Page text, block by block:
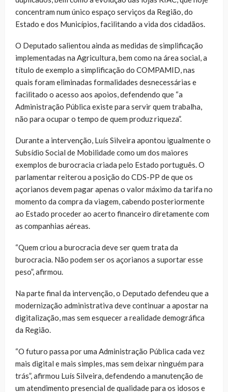
concentram num único espaço serviços da Região, do
Estado e dos Municípios, facilitando a vida dos cidadãos.
O Deputado salientou ainda as medidas de simplificação
implementadas na Agricultura, bem como na área social, a
título de exemplo a simplificação do COMPAMID, nas
quais foram eliminadas formalidades desnecessárias e
facilitado o acesso aos apoios, defendendo que “a
Administração Pública existe para servir quem trabalha,
não para ocupar o tempo de quem produz riqueza”.
Durante a intervenção, Luís Silveira apontou igualmente o
Subsídio Social de Mobilidade como um dos maiores
exemplos de burocracia criada pelo Estado português. O
parlamentar reiterou a posição do CDS-PP de que os
açorianos devem pagar apenas o valor máximo da tarifa no
momento da compra da viagem, cabendo posteriormente
ao Estado proceder ao acerto financeiro diretamente com
as companhias aéreas.
“Quem criou a burocracia deve ser quem trata da
burocracia. Não podem ser os açorianos a suportar esse
peso”, afirmou.
Na parte final da intervenção, o Deputado defendeu que a
modernização administrativa deve continuar a apostar na
digitalização, mas sem esquecer a realidade demográfica
da Região.
“O futuro passa por uma Administração Pública cada vez
mais digital e mais simples, mas sem deixar ninguém para
trás”, afirmou Luís Silveira, defendendo a manutenção de
um atendimento presencial de qualidade para os idosos e